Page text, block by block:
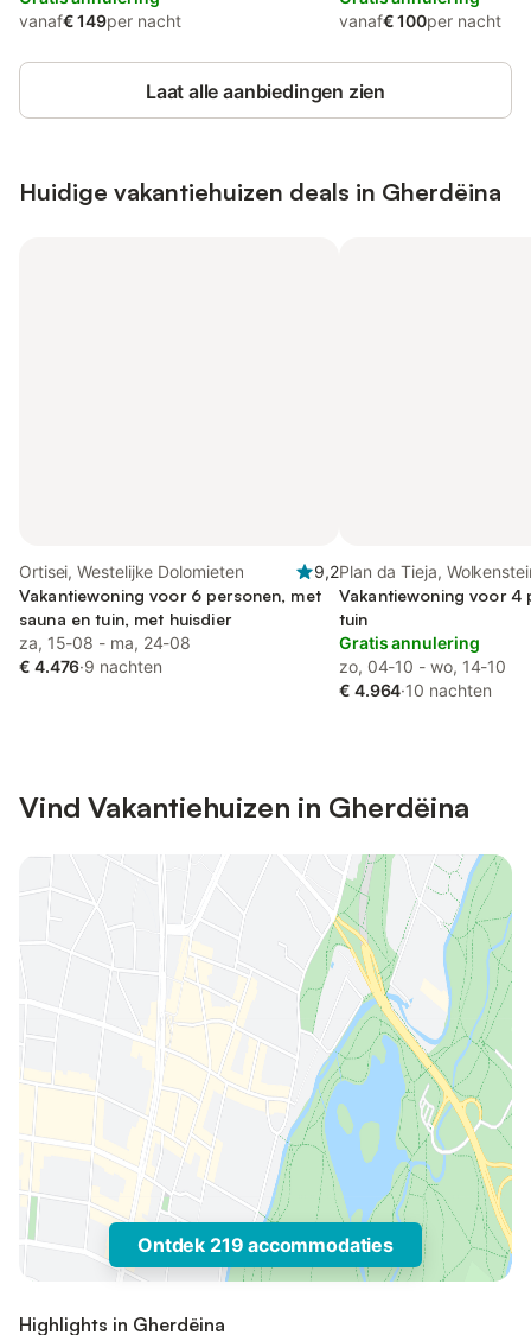
vanaf€ 149per nacht
vanaf€ 100per nacht
Laat alle aanbiedingen zien
Huidige vakantiehuizen deals in Gherdëina
Ortisei, Westelijke Dolomieten
9,2
Vakantiewoning voor 6 personen, met
sauna en tuin, met huisdier
za, 15-08 - ma, 24-08
€ 4.476·9 nachten
Plan da Tieja,
Vakantiewoning voor 4
tuin
Gratis annulering
zo, 04-10 - wo, 14-10
€ 4.964·10 nachten
Vind Vakantiehuizen in Gherdëina
Ontdek 219 accommodaties
Highlights in Gherdëina